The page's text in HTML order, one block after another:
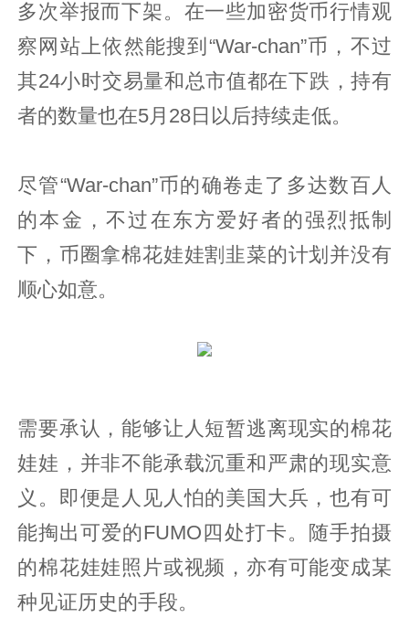
多次举报而下架。在一些加密货币行情观
察网站上依然能搜到“War-chan”币，不过
其24小时交易量和总市值都在下跌，持有
者的数量也在5月28日以后持续走低。
尽管“War-chan”币的确卷走了多达数百人
的本金，不过在东方爱好者的强烈抵制
下，币圈拿棉花娃娃割韭菜的计划并没有
顺心如意。
需要承认，能够让人短暂逃离现实的棉花
娃娃，并非不能承载沉重和严肃的现实意
义。即便是人见人怕的美国大兵，也有可
能掏出可爱的FUMO四处打卡。随手拍摄
的棉花娃娃照片或视频，亦有可能变成某
种见证历史的手段。